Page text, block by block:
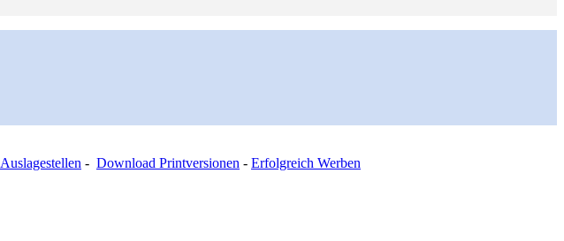
Auslagestellen - Download Printversionen - Erfolgreich Werben